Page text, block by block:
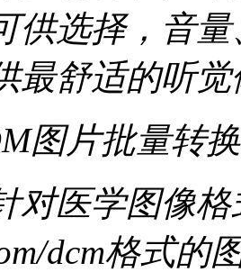
供选择，音
最舒适的听
图片批量转
对医学图像
dcm格式的